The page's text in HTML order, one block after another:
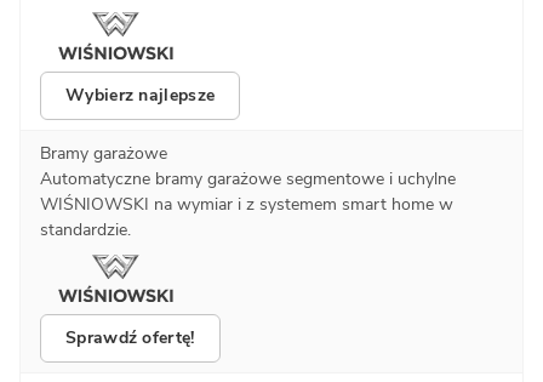
Wybierz najlepsze
Bramy garażowe
Automatyczne bramy garażowe segmentowe i uchylne
WIŚNIOWSKI na wymiar i z systemem smart home w
standardzie.
Sprawdź ofertę!